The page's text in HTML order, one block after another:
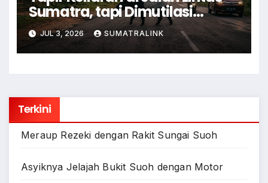
Sumatra, tapi Dimutilasi
Warga
JUL 3, 2026 SUMATRALINK
Terkini
Meraup Rezeki dengan Rakit Sungai Suoh
Asyiknya Jelajah Bukit Suoh dengan Motor